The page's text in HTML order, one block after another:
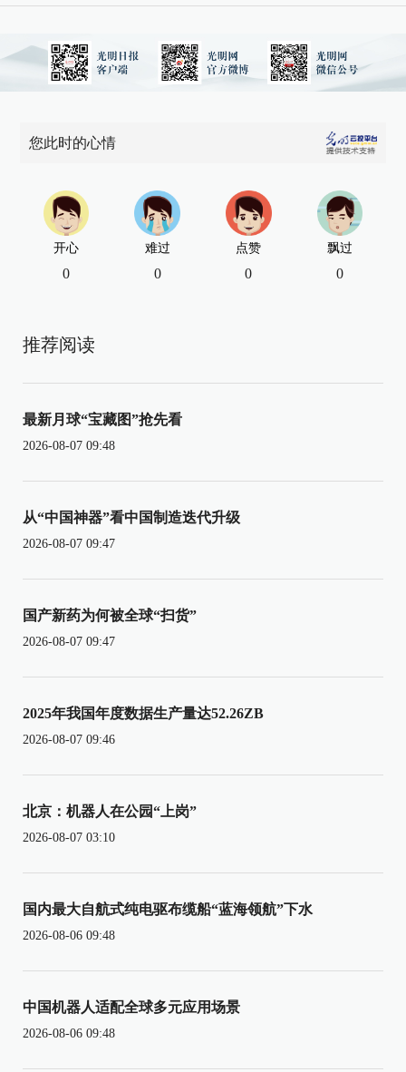
您此时的心情
开心
0
难过
0
点赞
0
飘过
0
推荐阅读
最新月球“宝藏图”抢先看
2026-08-07 09:48
从“中国神器”看中国制造迭代升级
2026-08-07 09:47
国产新药为何被全球“扫货”
2026-08-07 09:47
2025年我国年度数据生产量达52.26ZB
2026-08-07 09:46
北京：机器人在公园“上岗”
2026-08-07 03:10
国内最大自航式纯电驱布缆船“蓝海领航”下水
2026-08-06 09:48
中国机器人适配全球多元应用场景
2026-08-06 09:48